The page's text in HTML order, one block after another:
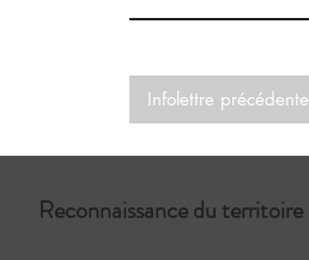
Infolettre précédente
Reconnaissance du territoire